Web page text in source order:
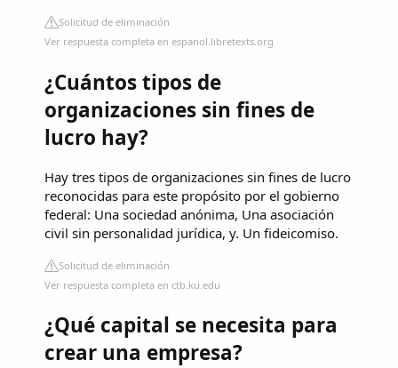
Solicitud de eliminación
Ver respuesta completa en espanol.libretexts.org
¿Cuántos tipos de
organizaciones sin fines de
lucro hay?
Hay tres tipos de organizaciones sin fines de lucro
reconocidas para este propósito por el gobierno
federal: Una sociedad anónima, Una asociación
civil sin personalidad jurídica, y. Un fideicomiso.
Solicitud de eliminación
Ver respuesta completa en ctb.ku.edu
¿Qué capital se necesita para
crear una empresa?